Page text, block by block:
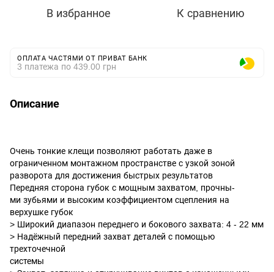
В избранное К сравнению
ОПЛАТА ЧАСТЯМИ ОТ ПРИВАТ БАНК
3 платежа по 439.00 грн
Описание
Очень тонкие клещи позволяют работать даже в
ограниченном монтажном пространстве с узкой зоной
разворота для достижения быстрых результатов
Передняя сторона губок с мощным захватом, прочны-
ми зубьями и высоким коэффициентом сцепления на
верхушке губок
> Широкий диапазон переднего и бокового захвата: 4 - 22 мм
> Надёжный передний захват деталей с помощью
трехточечной
системы